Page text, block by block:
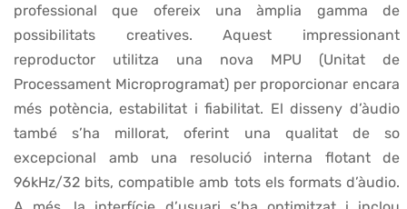
professional que ofereix una àmplia gamma de
possibilitats creatives. Aquest impressionant
reproductor utilitza una nova MPU (Unitat de
Processament Microprogramat) per proporcionar encara
més potència, estabilitat i fiabilitat. El disseny d’àudio
també s’ha millorat, oferint una qualitat de so
excepcional amb una resolució interna flotant de
96kHz/32 bits, compatible amb tots els formats d’àudio.